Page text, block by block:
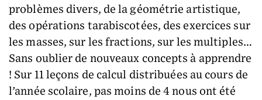
problèmes divers, de la géométrie artistique,
des opérations tarabiscotées, des exercices sur
les masses, sur les fractions, sur les multiples…
Sans oublier de nouveaux concepts à apprendre
! Sur 11 leçons de calcul distribuées au cours de
l’année scolaire, pas moins de 4 nous ont été